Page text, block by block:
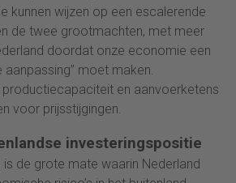
kunnen wijzen op een escalerende
de twee grootmachten, met meer
doordat onze economie een
aanpassing” moet maken.
en aanvoerketens
voor prijsstijgingen.
investeringspositie
de grote mate waarin Nederland